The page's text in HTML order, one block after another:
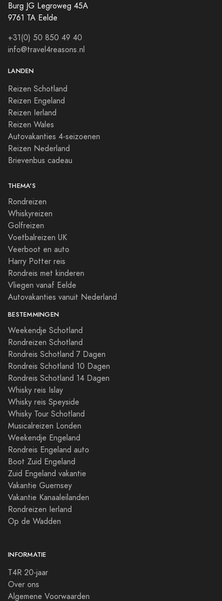
Burg JG Legroweg 45A
9761 TA Eelde
+31(0) 50 850 49 40
info@travel4reasons.nl
LANDEN
Reizen Schotland
Reizen Engeland
Reizen Ierland
Reizen Wales
Autovakanties 4-seizoenen
Reizen Nederland
Brievenbus cadeau
THEMA'S
Rondreizen
Whiskyreizen
Golfreizen
Voetbalreizen UK
Veerboot en auto
Harry Potter reis
Rondreis met kinderen
Vliegen vanaf Eelde
Autovakanties vanuit Nederland
BESTEMMINGEN
Weekendje Schotland
Rondreizen Schotland
Rondreis Schotland 7 Dagen
Rondreis Schotland 10 Dagen
Rondreis Schotland 14 Dagen
Whisky reis Islay
Whisky reis Speyside
Whisky Tour Schotland
Musicalreizen Londen
Weekendje Engeland
Rondreis Engeland auto
Boot Zuid Engeland
Zuid Engeland vakantie
Vakantie Guernsey
Vakantie Kanaaleilanden
Rondreizen Ierland
Op de Wadden
INFORMATIE
T4R 20-jaar
Over ons
Algemene Voorwaarden